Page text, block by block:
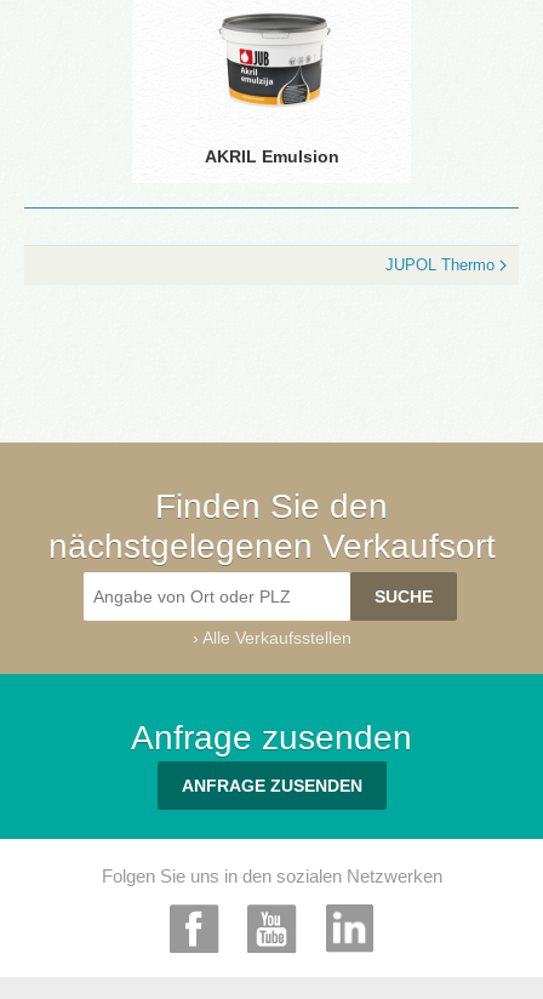
AKRIL Emulsion
JUPOL Thermo
Finden Sie den
nächstgelegenen Verkaufsort
› Alle Verkaufsstellen
Anfrage zusenden
ANFRAGE ZUSENDEN
Folgen Sie uns in den sozialen Netzwerken